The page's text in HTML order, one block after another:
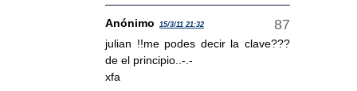
Anónimo 15/3/11 21:32
julian !!me podes decir la clave???
de el principio..-.-
xfa